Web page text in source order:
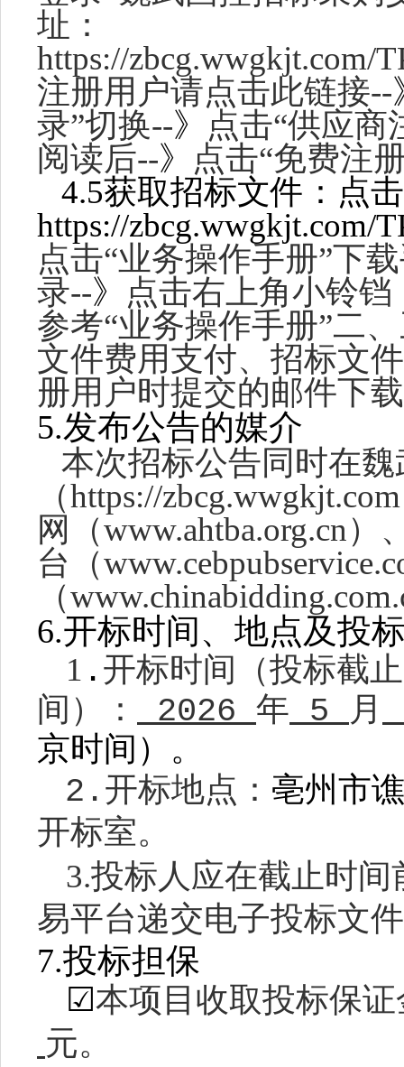
址：
https://zbcg.wwgkjt.com/
注册用户请点击此链接--
录”切换--》 点击“供应商
阅读后--》 点击“免费注
4.5获取招标文件：点
https://zbcg.wwgkjt.com/
点击“业务操作手册”下
录--》
点击右上角小铃
参考“业务操作手册”二
文件费用支付、招标文
册用户时提交的邮件下
5.发布公告的媒介
本次招标公告同时在
（https://
网（www.ahtba.org.cn）
台（
（
6.开标时间、地点及投
1 . 开标时间（投标截
间）
： 2026 年 5 月
京时间）。
2.开标地点： 亳州市
开标室。
3.投标人应在截止时间
易平台递交电子投标文件
7.投标担保
☑本项目收取投标保
元。